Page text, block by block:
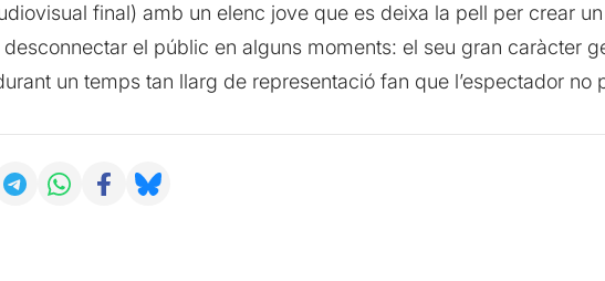
final) amb un elenc jove que es deixa la pell per crear
el públic en alguns moments: el seu gran caràcter
un temps tan llarg de representació fan que l’espectador no